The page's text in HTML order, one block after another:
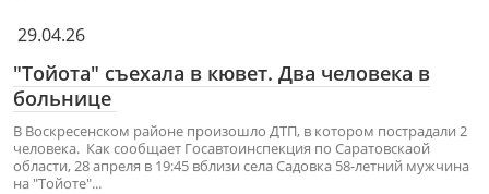
29.04.26
"Тойота" съехала в кювет. Два человека в
больнице
В Воскресенском районе произошло ДТП, в котором пострадали 2
человека. Как сообщает Госавтоинспекция по Саратовскаой
области, 28 апреля в 19:45 вблизи села Садовка 58-летний мужчина
на "Тойоте"...